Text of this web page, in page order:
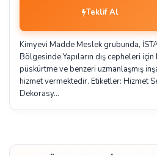
Teklif Al
Kimyevi Madde Meslek grubunda,
Bölgesinde Yapıların dış cepheleri
püskürtme ve benzeri uzmanlaşmış
hizmet vermektedir. Etiketler: Hizmet
Dekorasy…